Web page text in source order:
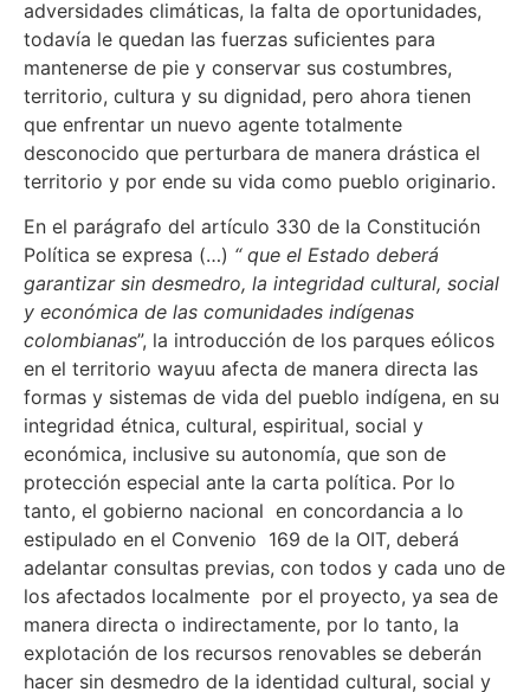
adversidades climáticas, la falta de oportunidades,
todavía le quedan las fuerzas suficientes para
mantenerse de pie y conservar sus costumbres,
territorio, cultura y su dignidad, pero ahora tienen
que enfrentar un nuevo agente totalmente
desconocido que perturbara de manera drástica el
territorio y por ende su vida como pueblo originario.
En el parágrafo del artículo 330 de la Constitución
Política se expresa (…) “ que el Estado deberá
garantizar sin desmedro, la integridad cultural, social
y económica de las comunidades indígenas
colombianas”, la introducción de los parques eólicos
en el territorio wayuu afecta de manera directa las
formas y sistemas de vida del pueblo indígena, en su
integridad étnica, cultural, espiritual, social y
económica, inclusive su autonomía, que son de
protección especial ante la carta política. Por lo
tanto, el gobierno nacional en concordancia a lo
estipulado en el Convenio 169 de la OIT, deberá
adelantar consultas previas, con todos y cada uno de
los afectados localmente por el proyecto, ya sea de
manera directa o indirectamente, por lo tanto, la
explotación de los recursos renovables se deberán
hacer sin desmedro de la identidad cultural, social y